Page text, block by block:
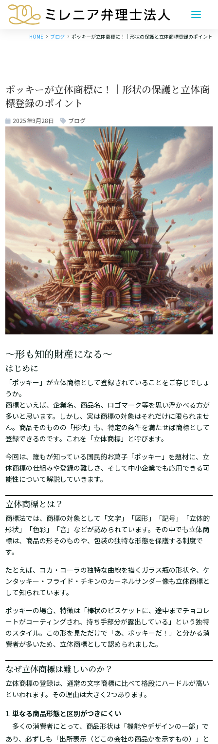
HOME 5 ブログ 5 ポッキーが立体商標に！｜形状の保護と立体商標登録のポイント
ポッキーが立体商標に！｜形状の保護と立体商
標登録のポイント
2025年9月28日 ブログ
～形も知的財産になる～
はじめに
「ポッキー」が立体商標として登録されていることをご存じでしょ
うか。
商標といえば、企業名、商品名、ロゴマーク等を思い浮かべる方が
多いと思います。しかし、実は商標の対象はそれだけに限られませ
ん。商品そのものの「形状」も、特定の条件を満たせば商標として
登録できるのです。これを「立体商標」と呼びます。
今回は、誰もが知っている国民的お菓子「ポッキー」を題材に、立
体商標の仕組みや登録の難しさ、そして中小企業でも応用できる可
能性について解説していきます。
立体商標とは？
商標法では、商標の対象として「文字」「図形」「記号」「立体的
形状」「色彩」「音」などが認められています。その中でも立体商
標は、商品の形そのものや、包装の独特な形態を保護する制度で
す。
たとえば、コカ・コーラの独特な曲線を描くガラス瓶の形状や、ケ
ンタッキー・フライド・チキンのカーネルサンダー像も立体商標と
して知られています。
ポッキーの場合、特徴は「棒状のビスケットに、途中までチョコレ
ートがコーティングされ、持ち手部分が露出している」という独特
のスタイル。この形を見ただけで「あ、ポッキーだ！」と分かる消
費者が多いため、立体商標として認められました。
なぜ立体商標は難しいのか？
立体商標の登録は、通常の文字商標に比べて格段にハードルが高い
といわれます。その理由は大きく2つあります。
単なる商品形態と区別がつきにくい
多くの消費者にとって、商品形状は「機能やデザインの一部」で
あり、必ずしも「出所表示（どこの会社の商品かを示すもの）」と